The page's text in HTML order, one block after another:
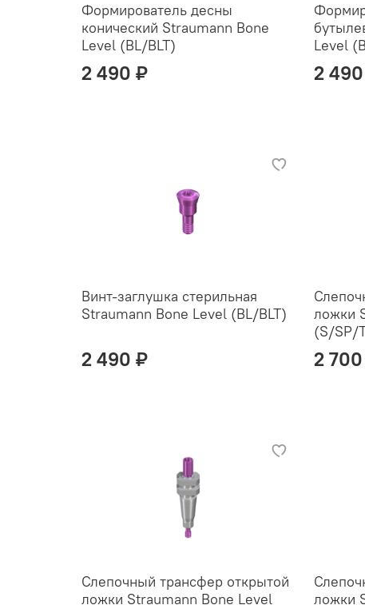
Формирователь десны
конический Straumann Bone
Level (BL/BLT)
2 490 ₽
Level
2
Винт-заглушка стерильная
Straumann Bone Level (BL/BLT)
2 490 ₽
ложки
(S/SP/
2
Слепочный трансфер открытой
ложки Straumann Bone Level
ложки